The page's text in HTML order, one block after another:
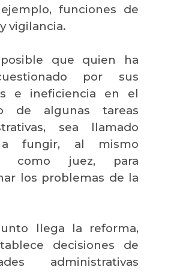
funciones de
vigilancia.
que quien ha
por sus
e ineficiencia en el
de algunas tareas
sea llamado
a fungir, al mismo
como juez, para
los problemas de la
llega la reforma,
decisiones de
administrativas